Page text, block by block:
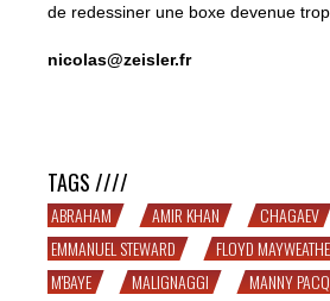
de redessiner une boxe devenue
nicolas@zeisler.fr
TAGS ////
ABRAHAM AMIR KHAN CHAGAEV
EMMANUEL STEWARD
FLOYD
M'BAYE
MALIGNAGGI
MANNY